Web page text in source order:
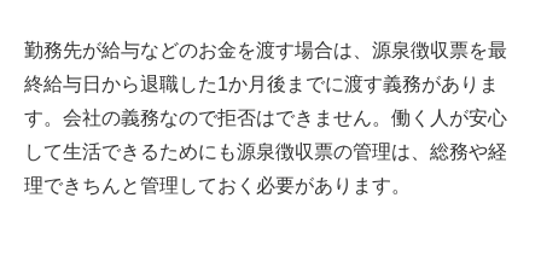
勤務先が給与などのお金を渡す場合は、源泉徴収票を最
終給与日から退職した1か月後までに渡す義務がありま
す。会社の義務なので拒否はできません。働く人が安心
して生活できるためにも源泉徴収票の管理は、総務や経
理できちんと管理しておく必要があります。